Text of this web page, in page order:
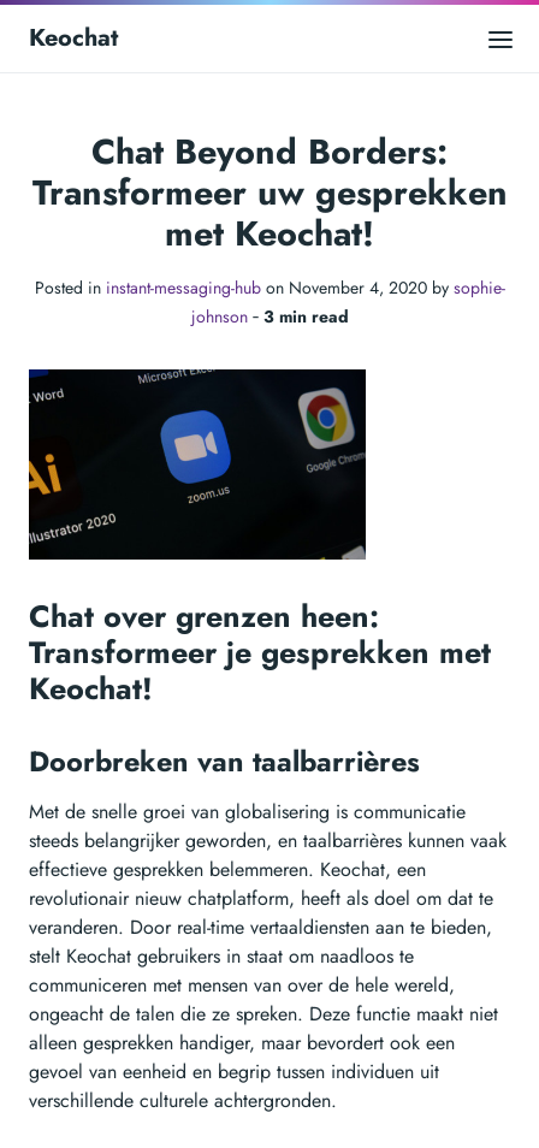
Keochat
Chat Beyond Borders:
Transformeer uw gesprekken
met Keochat!
Posted in instant-messaging-hubon November 4, 2020 by sophie-
johnson‐ 3 min read
Chat over grenzen heen:
Transformeer je gesprekken met
Keochat!
Doorbreken van taalbarrières
Met de snelle groei van globalisering is communicatie
steeds belangrijker geworden, en taalbarrières kunnen vaak
effectieve gesprekken belemmeren. Keochat, een
revolutionair nieuw chatplatform, heeft als doel om dat te
veranderen. Door real-time vertaaldiensten aan te bieden,
stelt Keochat gebruikers in staat om naadloos te
communiceren met mensen van over de hele wereld,
ongeacht de talen die ze spreken. Deze functie maakt niet
alleen gesprekken handiger, maar bevordert ook een
gevoel van eenheid en begrip tussen individuen uit
verschillende culturele achtergronden.